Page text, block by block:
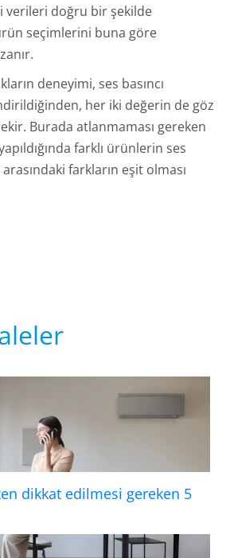
verileri doğru bir şekilde
seçimlerini buna göre
deneyimi, ses basıncı
her iki değerin de göz
Burada atlanmaması gereken
farklı ürünlerin ses
arasındaki farkların eşit olması
dikkat edilmesi gereken 5